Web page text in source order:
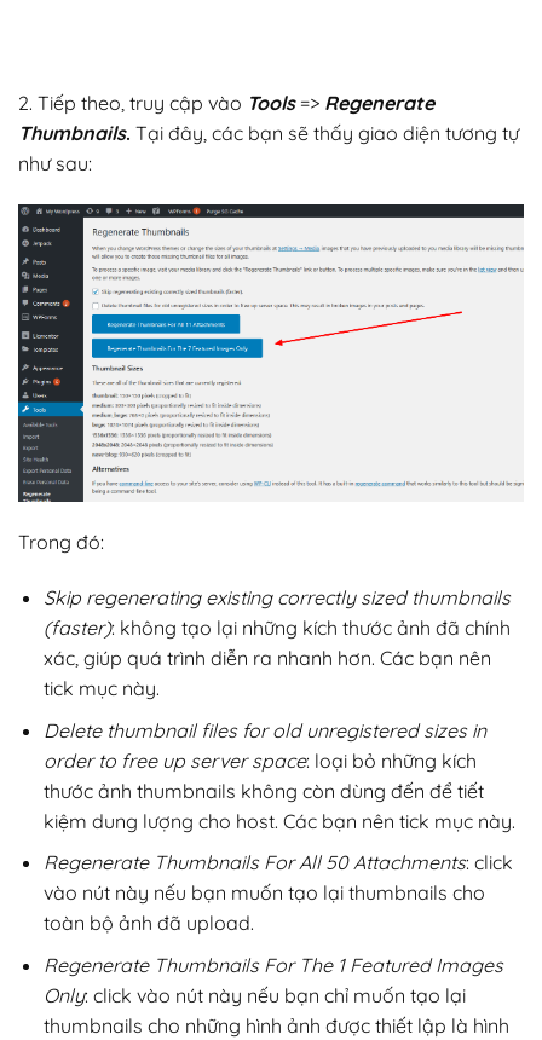
2. Tiếp theo, truy cập vào Tools=> Regenerate
Thumbnails. Tại đây, các bạn sẽ thấy giao diện tương tự
như sau:
Trong đó:
Skip regenerating existing correctly sized thumbnails
(faster): không tạo lại những kích thước ảnh đã chính
xác, giúp quá trình diễn ra nhanh hơn. Các bạn nên
tick mục này.
Delete thumbnail files for old unregistered sizes in
order to free up server space: loại bỏ những kích
thước ảnh thumbnails không còn dùng đến để tiết
kiệm dung lượng cho host. Các bạn nên tick mục này.
Regenerate Thumbnails For All 50 Attachments: click
vào nút này nếu bạn muốn tạo lại thumbnails cho
toàn bộ ảnh đã upload.
Regenerate Thumbnails For The 1 Featured Images
Only: click vào nút này nếu bạn chỉ muốn tạo lại
thumbnails cho những hình ảnh được thiết lập là hình